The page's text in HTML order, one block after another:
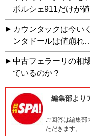
ポルシェ911だけが
カウンタックは今い
ンタドールは値崩れ
中古フェラーリの相
ているのか？